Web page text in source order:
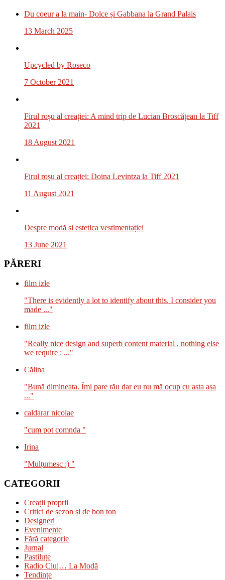
Du coeur a la main- Dolce și Gabbana la Grand Palais
13 March 2025
Upcycled by Roseco
7 October 2021
Firul roșu al creației: A mind trip de Lucian Broscățean la Tiff
2021
18 August 2021
Firul roșu al creației: Doina Levintza la Tiff 2021
11 August 2021
Despre modă și estetica vestimentației
13 June 2021
PĂRERI
film izle
"There is evidently a lot to identify about this. I consider you
made ..."
film izle
"Really nice design and superb content material , nothing else
we require : ..."
Călina
"Bună dimineața. Îmi pare rău dar eu nu mă ocup cu asta așa
..."
caldarar nicolae
"cum pot comnda "
Irina
"Mulțumesc :) "
CATEGORII
Creații proprii
Critici de sezon și de bon ton
Designeri
Evenimente
Fără categorie
Jurnal
Pastiluțe
Radio Cluj… La Modă
Tendințe